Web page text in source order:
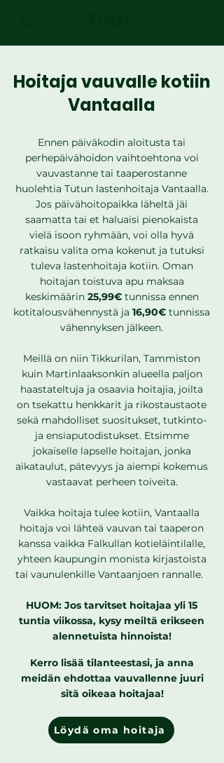
Hoitaja vauvalle kotiin
Vantaalla
Ennen päiväkodin aloitusta tai
perhepäivähoidon vaihtoehtona voi
vauvastanne tai taaperostanne
huolehtia Tutun lastenhoitaja Vantaalla.
Jos päivähoitopaikka läheltä jäi
saamatta tai et haluaisi pienokaista
vielä isoon ryhmään, voi olla hyvä
ratkaisu valita oma kokenut ja tutuksi
tuleva lastenhoitaja kotiin. Oman
hoitajan toistuva apu maksaa
keskimäärin 25,99€tunnissa ennen
kotitalousvähennystä ja 16,90€ tunnissa
vähennyksen jälkeen.
Meillä on niin Tikkurilan, Tammiston
kuin Martinlaaksonkin alueella paljon
haastateltuja ja osaavia hoitajia, joilta
on tsekattu henkkarit ja rikostaustaote
sekä mahdolliset suositukset, tutkinto-
ja ensiaputodistukset. Etsimme
jokaiselle lapselle hoitajan, jonka
aikataulut, pätevyys ja aiempi kokemus
vastaavat perheen toiveita.
Vaikka hoitaja tulee kotiin, Vantaalla
hoitaja voi lähteä vauvan tai taaperon
kanssa vaikka Falkullan kotieläintilalle,
yhteen kaupungin monista kirjastoista
tai vaunulenkille Vantaanjoen rannalle.
HUOM: Jos tarvitset hoitajaa yli 15
tuntia viikossa, kysy meiltä erikseen
alennetuista hinnoista!
Kerro lisää tilanteestasi, ja anna
meidän ehdottaa vauvallenne juuri
sitä oikeaa hoitajaa!
Löydä oma hoitaja